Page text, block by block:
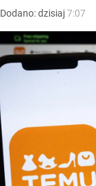
Dodano:dzisiaj7:07